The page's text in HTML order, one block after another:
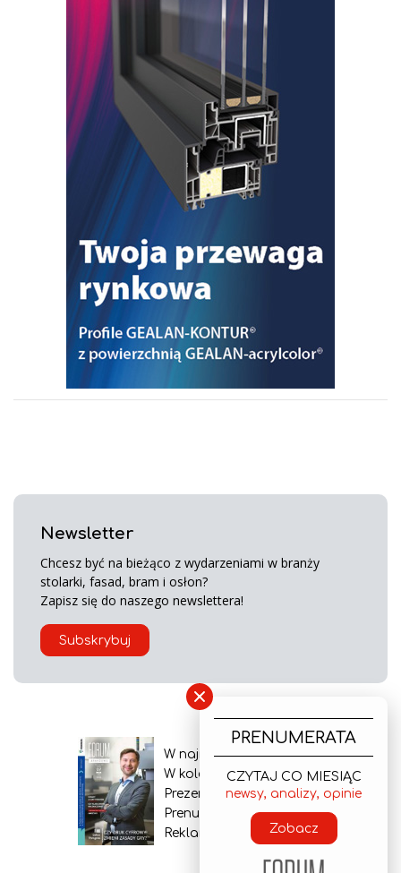
Newsletter
Chcesz być na bieżąco z wydarzeniami w branży
stolarki, fasad, bram i osłon?
Zapisz się do naszego newslettera!
Subskrybuj
W najnowszym wydaniu
W kolejnym numerze
Prezentacja gazety
Prenumerata
Reklama
×
PRENUMERATA
CZYTAJ CO MIESIĄC
newsy, analizy, opinie
Zobacz